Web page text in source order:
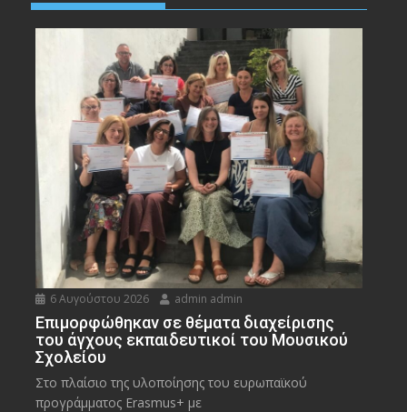
6 Αυγούστου 2026 admin admin
Eπιμορφώθηκαν σε θέματα διαχείρισης
του άγχους εκπαιδευτικοί του Μουσικού
Σχολείου
Στο πλαίσιο της υλοποίησης του ευρωπαϊκού
προγράμματος Erasmus+ με